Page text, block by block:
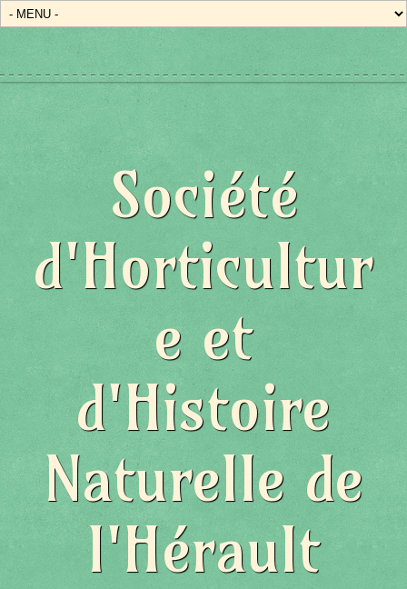
Société
d'Horticultur
e et
d'Histoire
Naturelle de
l'Hérault